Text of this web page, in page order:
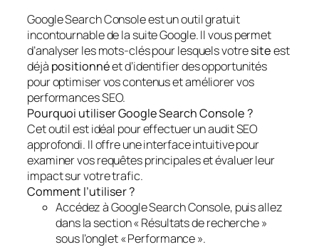
Google Search Console est un outil gratuit
incontournable de la suite Google. Il vous permet
d’analyser les mots-clés pour lesquels votresiteest
déjà positionnéet d’identifier des opportunités
pour optimiser vos contenus et améliorer vos
performances SEO.
Pourquoi utiliser Google Search Console ?
Cet outil est idéal pour effectuer un audit SEO
approfondi. Il offre une interface intuitive pour
examiner vos requêtes principales et évaluer leur
impact sur votre trafic.
Comment l’utiliser ?
Accédez à Google Search Console, puis allez
dans la section « Résultats de recherche »
sous l’onglet « Performance ».